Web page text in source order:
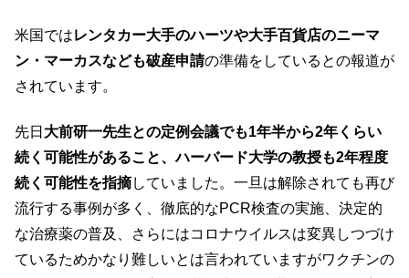
米国ではレンタカー大手のハーツや大手百貨店のニーマ
ン・マーカスなども破産申請の準備をしているとの報道が
されています。
先日 大前研一先生との定例会議でも1年半から2年くらい
続く可能性があること、ハーバード大学の教授も2年程度
続く可能性を指摘していました。一旦は解除されても再び
流行する事例が多く、徹底的なPCR検査の実施、決定的
な治療薬の普及、さらにはコロナウイルスは変異しつづけ
ているためかなり難しいとは言われていますがワクチンの